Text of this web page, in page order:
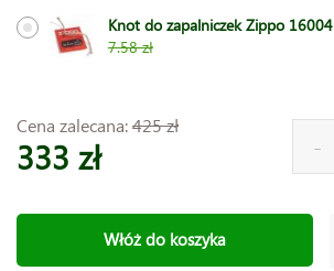
Knot do zapalniczek Zippo 16004
7.58 zł
Cena zalecana:425 zł
333 zł
Włóż do koszyka